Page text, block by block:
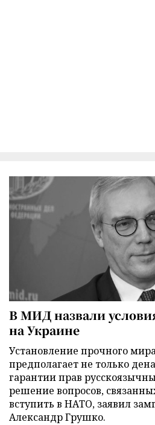
В МИД назвали
на Украине
Установление прочного
предполагает не только
гарантии прав
решение вопросов,
вступить в НАТО, заявил
Александр Грушко.